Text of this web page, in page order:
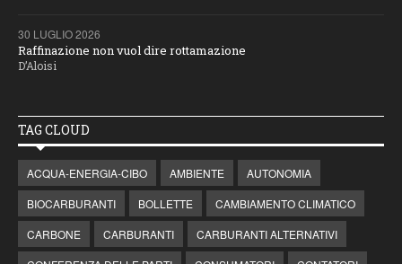
30 LUGLIO 2026
Raffinazione non vuol dire rottamazione
D’Aloisi
TAG CLOUD
ACQUA-ENERGIA-CIBO AMBIENTE
AUTONOMIA
BIOCARBURANTI
BOLLETTE
CAMBIAMENTO CLIMATICO
CARBONE
CARBURANTI
CARBURANTI ALTERNATIVI